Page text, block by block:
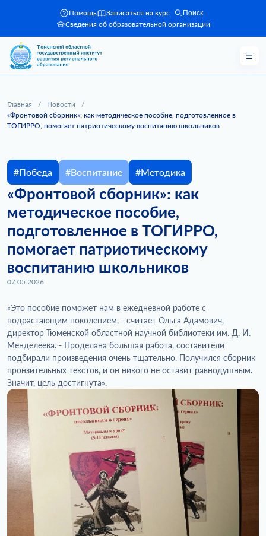
Помощь Записаться на курс Поиск
Сведения об образовательной организации
Главная / Новости
/
«Фронтовой сборник»: как методическое пособие, подготовленное в
ТОГИРРО, помогает патриотическому воспитанию школьников
#Победа #Воспитание #Методика
«Фронтовой сборник»: как
методическое пособие,
подготовленное в ТОГИРРО,
помогает патриотическому
воспитанию школьников
07.05.2026
«Это пособие поможет нам в ежедневной работе с
подрастающим поколением, - считает Ольга Адамович,
директор Тюменской областной научной библиотеки им. Д. И.
Менделеева. - Проделана большая работа, составители
подбирали произведения очень тщательно. Получился сборник
пронзительных текстов, и он никого не оставит равнодушным.
Значит, цель достигнута».